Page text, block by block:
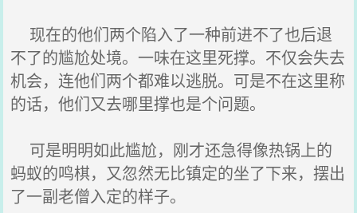
现在的他们两个陷入了一种前进不了也后退
不了的尴尬处境。一味在这里死撑。不仅会失去
机会，连他们两个都难以逃脱。可是不在这里称
的话，他们又去哪里撑也是个问题。
可是明明如此尴尬，刚才还急得像热锅上的
蚂蚁的鸣棋，又忽然无比镇定的坐了下来，摆出
了一副老僧入定的样子。